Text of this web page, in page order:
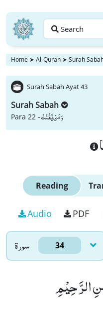
Search
Home ➤ Al-Quran ➤ Surah
Surah Sabah Ayat 43
Surah Sabah
Para 22 -وَ مَنْ یَّقْنُتْ
Reading
Audio PDF
سورۃ 34
الرَّحِیْمِ